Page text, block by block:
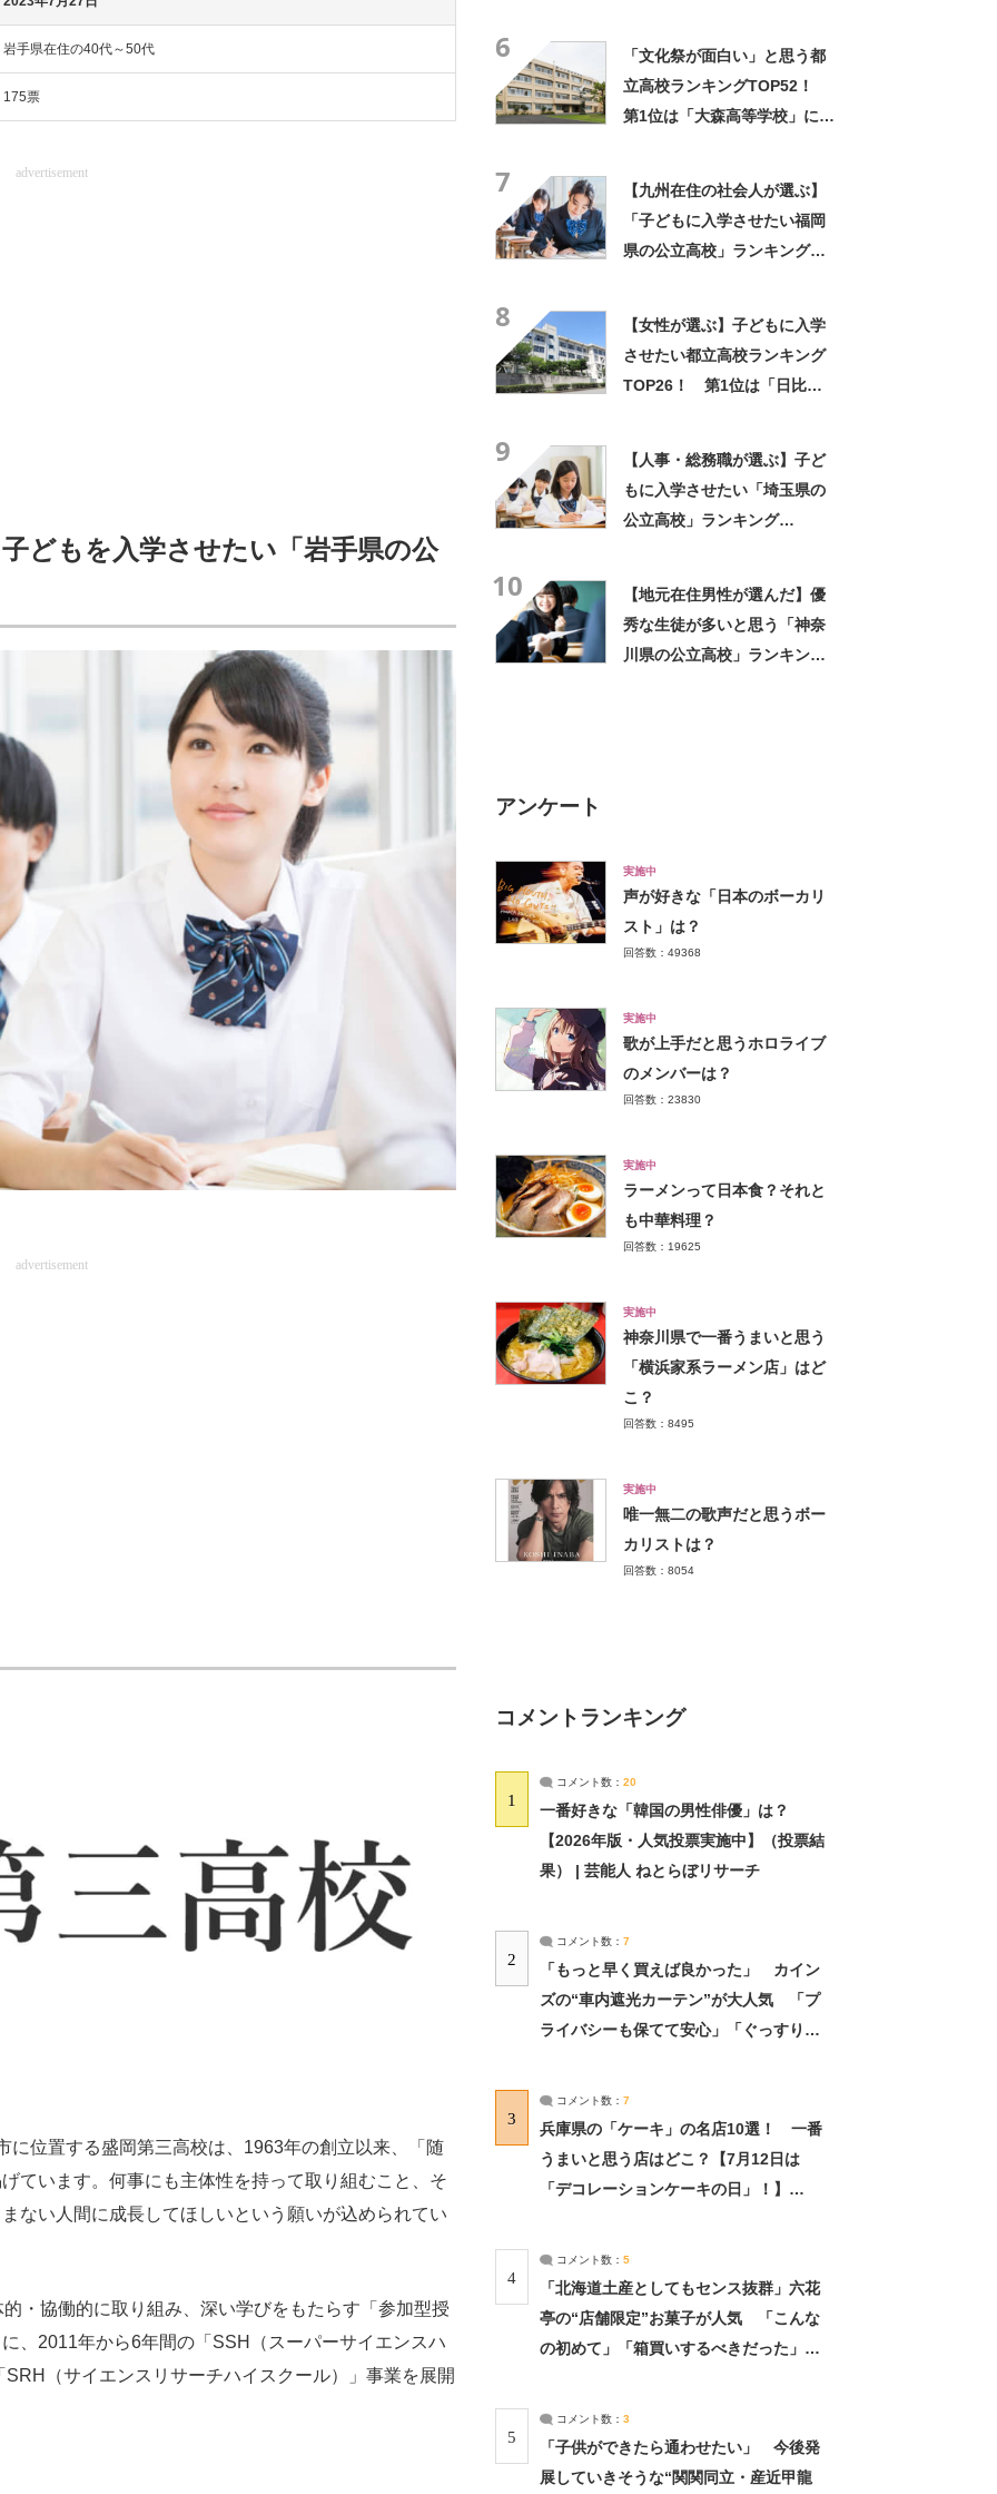
岩手県在住の40代～50代
175票
advertisement
どもを入学させたい「岩手県の公
advertisement
位置する盛岡第三高校は、1963年の創立以来、「随
ています。何事にも主体性を持って取り組むこと、そ
ない人間に成長してほしいという願いが込められてい
・協働的に取り組み、深い学びをもたらす「参加型授
、2011年から6年間の「SSH（スーパーサイエンスハ
（サイエンスリサーチハイスクール）」事業を展開
6
「文化祭が面白い」と思う都
立高校ランキングTOP52！
第1位は「大森高等学校」に決
7
【九州在住の社会人が選ぶ】
「子どもに入学させたい福岡
県の公立高校」ランキング
8
【女性が選ぶ】子どもに入学
させたい都立高校ランキング
TOP26！ 第1位は「日比谷
9
【人事・総務職が選ぶ】子ど
もに入学させたい「埼玉県の
公立高校」ランキング
10
【地元在住男性が選んだ】優
秀な生徒が多いと思う「神奈
川県の公立高校」ランキング
アンケート
実施中
声が好きな「日本のボーカリ
スト」は？
回答数：49368
実施中
歌が上手だと思うホロライブ
のメンバーは？
回答数：23830
実施中
ラーメンって日本食？それと
も中華料理？
回答数：19625
実施中
神奈川県で一番うまいと思う
「横浜家系ラーメン店」はど
こ？
回答数：8495
実施中
唯一無二の歌声だと思うボー
カリストは？
回答数：8054
コメントランキング
1
コメント数： 20
一番好きな「韓国の男性俳優」は？
【2026年版・人気投票実施中】（投票結
果） | 芸能人 ねとらぼリサーチ
2
コメント数： 7
「もっと早く買えば良かった」 カイン
ズの“車内遮光カーテン”が大人気 「プ
ライバシーも保てて安心」「ぐっすり眠
3
コメント数： 7
兵庫県の「ケーキ」の名店10選！ 一番
うまいと思う店はどこ？【7月12日は
「デコレーションケーキの日」！】
4
コメント数： 5
「北海道土産としてもセンス抜群」六花
亭の“店舗限定”お菓子が人気 「こんな
の初めて」「箱買いするべきだった」
5
コメント数： 3
「子供ができたら通わせたい」 今後発
展していきそうな“関関同立・産近甲龍